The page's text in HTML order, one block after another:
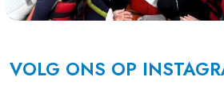
VOLG ONS OP